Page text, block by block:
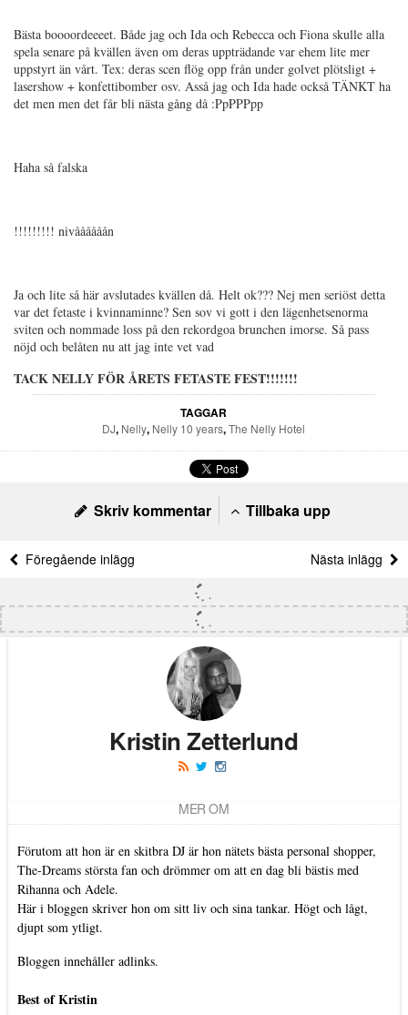
Bästa boooordeeeet. Både jag och Ida och Rebecca och Fiona skulle alla
spela senare på kvällen även om deras uppträdande var ehem lite mer
uppstyrt än vårt. Tex: deras scen flög opp från under golvet plötsligt +
lasershow + konfettibomber osv. Asså jag och Ida hade också TÄNKT ha
det men men det får bli nästa gång då :PpPPPpp
Haha så falska
!!!!!!!!! nivåååååån
Ja och lite så här avslutades kvällen då. Helt ok??? Nej men seriöst detta
var det fetaste i kvinnaminne? Sen sov vi gott i den lägenhetsenorma
sviten och nommade loss på den rekordgoa brunchen imorse. Så pass
nöjd och belåten nu att jag inte vet vad
TACK NELLY FÖR ÅRETS FETASTE FEST!!!!!!!
TAGGAR
DJ, Nelly, Nelly 10 years,The Nelly Hotel
Skriv kommentar Tillbaka upp
Föregående inlägg Nästa inlägg
Kristin Zetterlund
MER OM
Förutom att hon är en skitbra DJ är hon nätets bästa personal shopper,
The-Dreams största fan och drömmer om att en dag bli bästis med
Rihanna och Adele.
Här i bloggen skriver hon om sitt liv och sina tankar. Högt och lågt,
djupt som ytligt.
Bloggen innehåller adlinks.
Best of Kristin